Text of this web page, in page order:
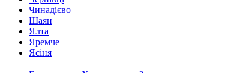
Чинадієво
Шаян
Ялта
Яремче
Ясіня